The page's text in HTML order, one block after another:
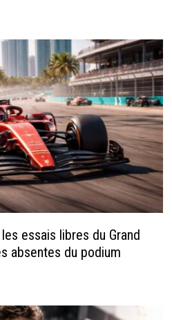
essais libres du Grand
absentes du podium